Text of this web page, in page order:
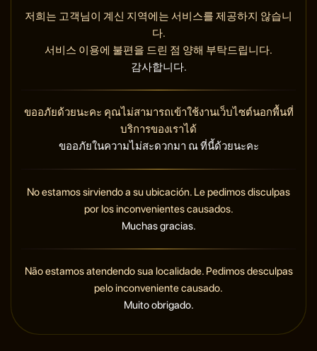
저희는 고객님이 계신 지역에는 서비스를 제공하지 않습니
다.
서비스 이용에 불편을 드린 점 양해 부탁드립니다.
감사합니다.
ขออภัยด้วยนะคะ คุณไม่สามารถเข้าใช้งานเว็บไซต์นอกพื้นที่
บริการของเราได้
ขออภัยในความไม่สะดวกมา ณ ที่นี้ด้วยนะคะ
No estamos sirviendo a su ubicación. Le pedimos disculpas
por los inconvenientes causados.
Muchas gracias.
Não estamos atendendo sua localidade. Pedimos desculpas
pelo inconveniente causado.
Muito obrigado.